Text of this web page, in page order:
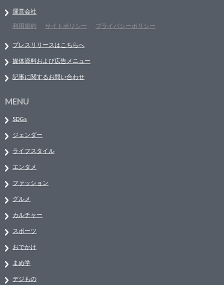
運営会社
利用規約
サイトポリシー プライバシーポリシー
プレスリリースはこちらへ
媒体資料および広告メニュー
記事に関するお問い合わせ
MENU
SDGs
ジェンダー
ライフスタイル
エンタメ
ファッション
グルメ
カルチャー
スポーツ
おでかけ
まめ学
デジもの